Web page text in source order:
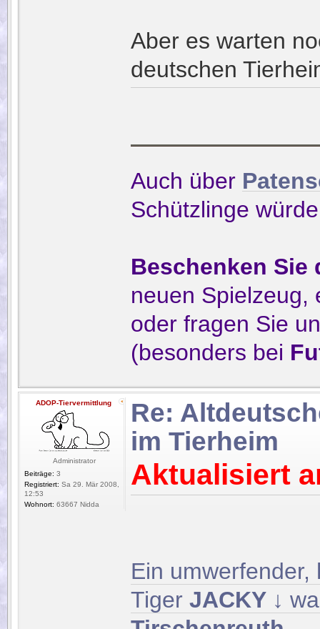
Aber es warten
deutschen
Auch über
Schützlinge
Beschenken Sie
neuen Spielzeug,
oder fragen Sie
(besonders bei
ADOP-Tiervermittlung
Administrator
Beiträge: 3
Registriert: Sa 29. Mär 2008,
12:53
Wohnort: 63667 Nidda
Re:
im Tierheim
Aktualisiert
Ein umwerfender,
Tiger JACKY ↓